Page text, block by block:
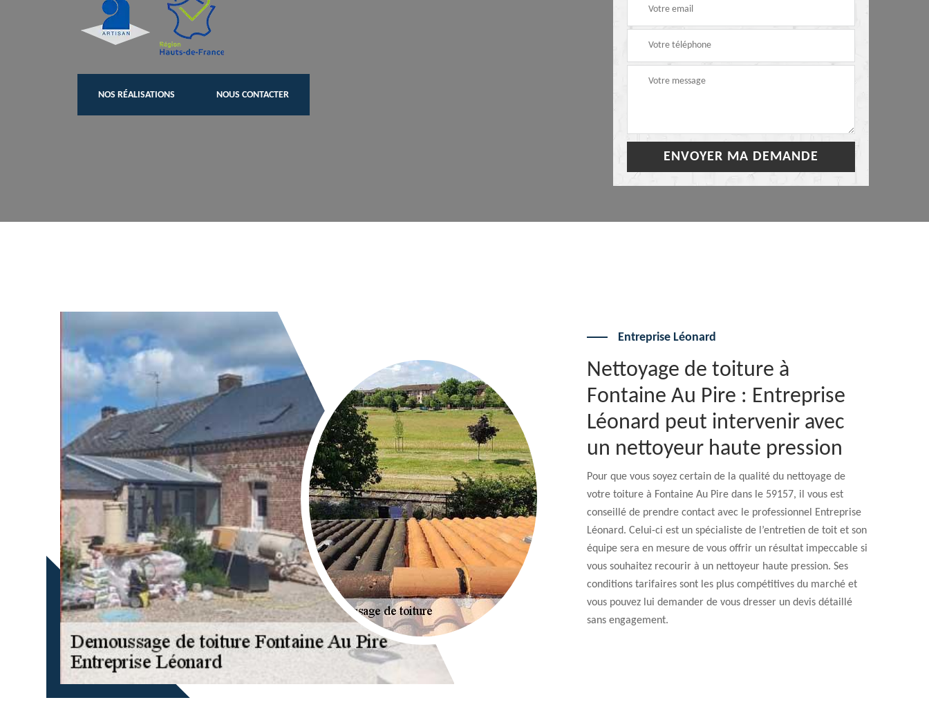
NOS RÉALISATIONS NOUS CONTACTER
Entreprise Léonard
Nettoyage de toiture à
Fontaine Au Pire : Entreprise
Léonard peut intervenir avec
un nettoyeur haute pression
Pour que vous soyez certain de la qualité du nettoyage de
votre toiture à Fontaine Au Pire dans le 59157, il vous est
conseillé de prendre contact avec le professionnel Entreprise
Léonard. Celui-ci est un spécialiste de l’entretien de toit et son
équipe sera en mesure de vous offrir un résultat impeccable si
vous souhaitez recourir à un nettoyeur haute pression. Ses
conditions tarifaires sont les plus compétitives du marché et
vous pouvez lui demander de vous dresser un devis détaillé
sans engagement.